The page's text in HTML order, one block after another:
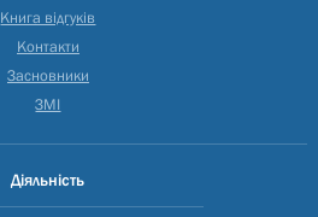
Книга відгуків
Контакти
Засновники
ЗМІ
Діяльність